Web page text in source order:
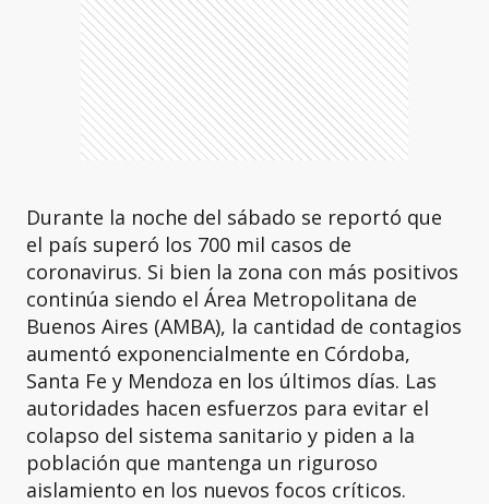
Durante la noche del sábado se reportó que
el país superó los 700 mil casos de
coronavirus. Si bien la zona con más positivos
continúa siendo el Área Metropolitana de
Buenos Aires (AMBA), la cantidad de contagios
aumentó exponencialmente en Córdoba,
Santa Fe y Mendoza en los últimos días. Las
autoridades hacen esfuerzos para evitar el
colapso del sistema sanitario y piden a la
población que mantenga un riguroso
aislamiento en los nuevos focos críticos.